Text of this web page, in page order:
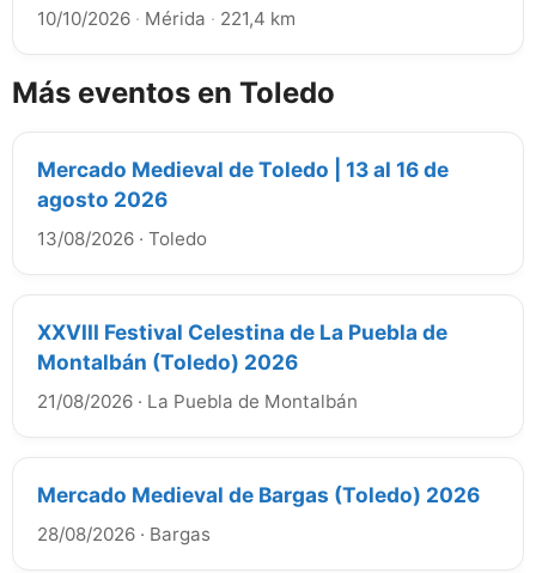
10/10/2026 · Mérida · 221,4 km
Más eventos en Toledo
Mercado Medieval de Toledo | 13 al 16 de
agosto 2026
13/08/2026 · Toledo
XXVIII Festival Celestina de La Puebla de
Montalbán (Toledo) 2026
21/08/2026 · La Puebla de Montalbán
Mercado Medieval de Bargas (Toledo) 2026
28/08/2026 · Bargas